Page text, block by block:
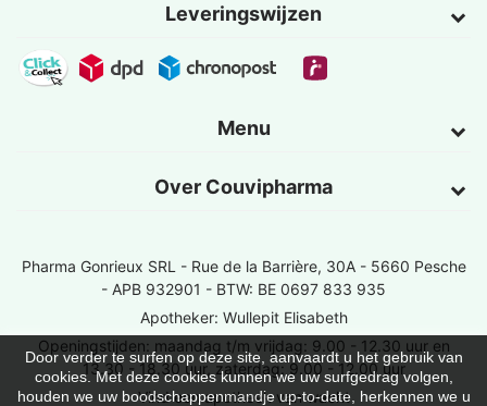
Leveringswijzen
Menu
Over Couvipharma
Door verder te surfen op deze site, aanvaardt u het gebruik van
cookies. Met deze cookies kunnen we uw surfgedrag volgen,
houden we uw boodschappenmandje up-to-date, herkennen we u
Pharma Gonrieux SRL - Rue de la Barrière, 30A - 5660 Pesche
- APB 932901 - BTW: BE 0697 833 935
Apotheker: Wullepit Elisabeth
Openingstijden: maandag t/m vrijdag: 9.00 - 12.30 uur en
13.30 - 18.30 uur, zaterdag: 9.00 - 12.00 uur
Vind een apotheek van wacht